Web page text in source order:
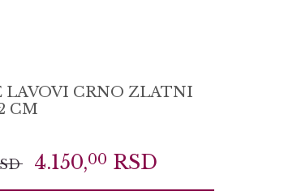
LAVOVI CRNO ZLATNI
CM
4.150,00 RSD